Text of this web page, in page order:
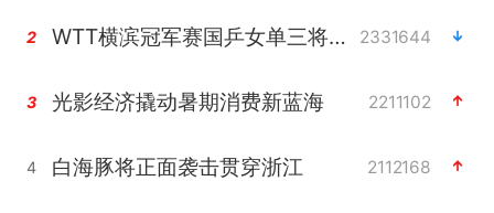
2 WTT横滨冠军赛国乒女单三将晋级四强 2331644
3 光影经济撬动暑期消费新蓝海 2211102
4 白海豚将正面袭击贯穿浙江 2112168